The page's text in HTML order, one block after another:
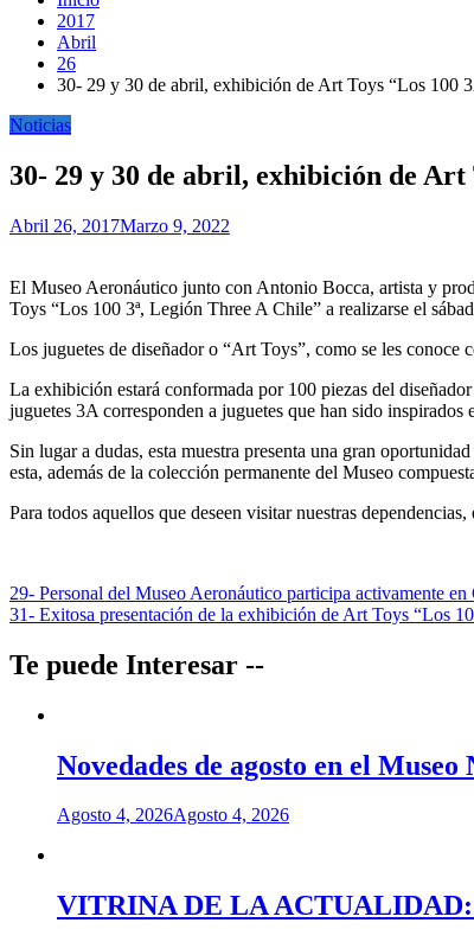
2017
Abril
26
30- 29 y 30 de abril, exhibición de Art Toys “Los 100
Noticias
30- 29 y 30 de abril, exhibición de Art
Abril 26, 2017Marzo 9, 2022
El Museo Aeronáutico junto con Antonio Bocca, artista y
Toys “Los 100 3ª, Legión Three A Chile” a realizarse el
Los juguetes de diseñador o “Art Toys”, como se les conoce
La exhibición estará conformada por 100 piezas del
juguetes 3A corresponden a juguetes que han sido
Sin lugar a dudas, esta muestra presenta una gran
esta, además de la colección permanente del Museo
Para todos aquellos que deseen visitar nuestras
Navegación
de
entradas
29- Personal del Museo Aeronáutico participa activamente en
31- Exitosa presentación de la exhibición de Art Toys “Los
Te puede Interesar --
Novedades de agosto en el
Agosto 4, 2026Agosto 4, 2026
VITRINA DE LA